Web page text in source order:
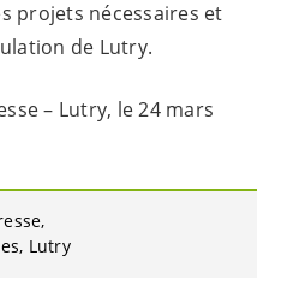
projets nécessaires et
de Lutry.
– Lutry, le 24 mars
Lutry